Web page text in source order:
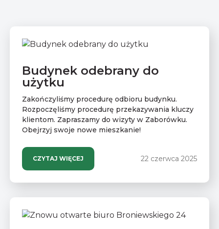
Budynek odebrany do
użytku
Zakończyliśmy procedurę odbioru budynku.
Rozpoczęliśmy procedurę przekazywania kluczy
klientom. Zapraszamy do wizyty w Zaborówku.
Obejrzyj swoje nowe mieszkanie!
CZYTAJ WIĘCEJ 22 czerwca 2025